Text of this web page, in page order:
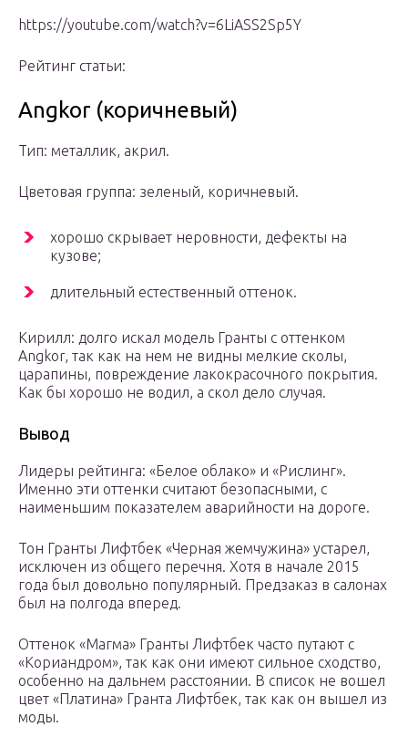
https://youtube.com/watch?v=6LiASS2Sp5Y
Рейтинг статьи:
Angkor (коричневый)
Тип: металлик, акрил.
Цветовая группа: зеленый, коричневый.
хорошо скрывает неровности, дефекты на
кузове;
длительный естественный оттенок.
Кирилл: долго искал модель Гранты с оттенком
Angkor, так как на нем не видны мелкие сколы,
царапины, повреждение лакокрасочного покрытия.
Как бы хорошо не водил, а скол дело случая.
Вывод
Лидеры рейтинга: «Белое облако» и «Рислинг».
Именно эти оттенки считают безопасными, с
наименьшим показателем аварийности на дороге.
Тон Гранты Лифтбек «Черная жемчужина» устарел,
исключен из общего перечня. Хотя в начале 2015
года был довольно популярный. Предзаказ в салонах
был на полгода вперед.
Оттенок «Магма» Гранты Лифтбек часто путают с
«Кориандром», так как они имеют сильное сходство,
особенно на дальнем расстоянии. В список не вошел
цвет «Платина» Гранта Лифтбек, так как он вышел из
моды.